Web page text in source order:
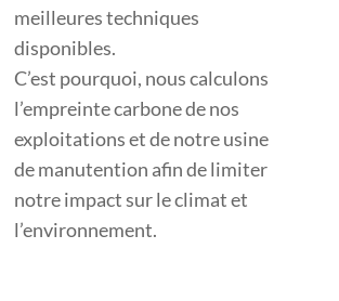
meilleures techniques
disponibles.
C’est pourquoi, nous calculons
l’empreinte carbone de nos
exploitations et de notre usine
de manutention afin de limiter
notre impact sur le climat et
l’environnement.